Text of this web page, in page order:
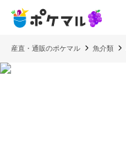
産直・通販のポケマル 魚介類